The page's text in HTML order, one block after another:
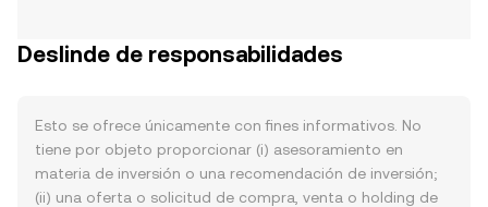
Deslinde de responsabilidades
Esto se ofrece únicamente con fines informativos. No
tiene por objeto proporcionar (i) asesoramiento en
materia de inversión o una recomendación de inversión;
(ii) una oferta o solicitud de compra, venta o holding de